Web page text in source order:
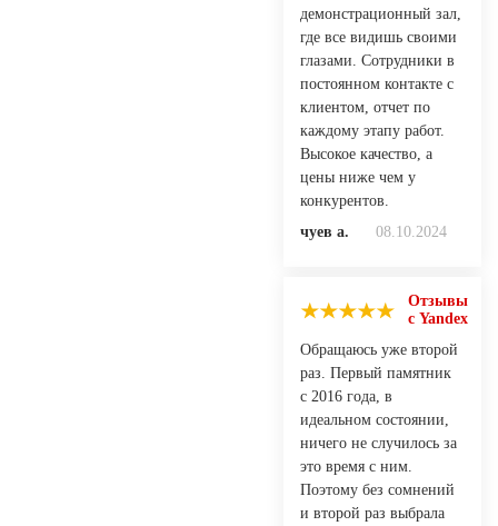
демонстрационный зал,
где все видишь своими
глазами. Сотрудники в
постоянном контакте с
клиентом, отчет по
каждому этапу работ.
Высокое качество, а
цены ниже чем у
конкурентов.
чуев а.
08.10.2024
Отзывы
с Yandex
Обращаюсь уже второй
раз. Первый памятник
с 2016 года, в
идеальном состоянии,
ничего не случилось за
это время с ним.
Поэтому без сомнений
и второй раз выбрала